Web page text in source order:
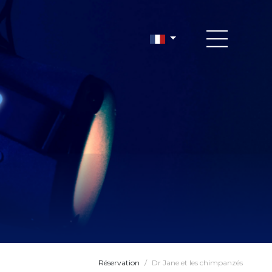
Réservation / Dr Jane et les chimpanzés